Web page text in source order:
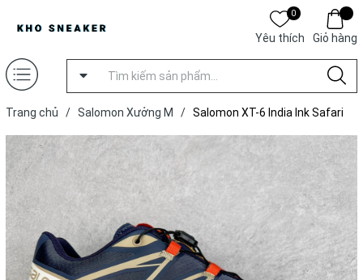
0
Yêu thích Giỏ hàng
Trang chủ / Salomon Xưởng M / Salomon XT-6 India Ink Safari